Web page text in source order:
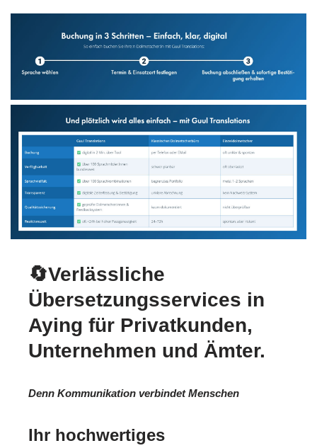
🔄Verlässliche
Übersetzungsservices in
Aying für Privatkunden,
Unternehmen und Ämter.
Denn Kommunikation verbindet Menschen
Ihr hochwertiges